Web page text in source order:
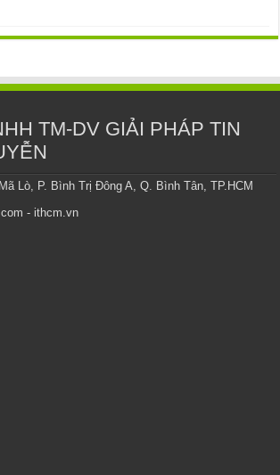
TM-DV GIẢI PHÁP TIN
Lò, P. Bình Trị Đông A, Q. Bình Tân, TP.HCM
- ithcm.vn